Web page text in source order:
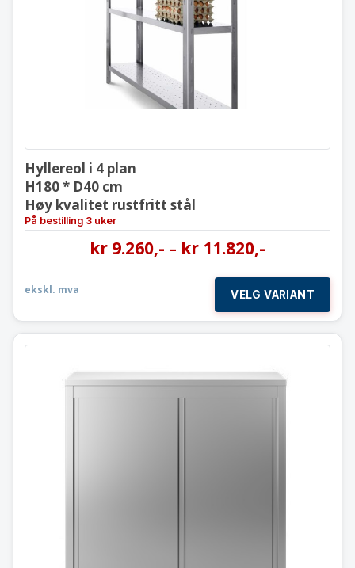
H180 * D40 cm
Høy kvalitet rustfritt stål
Hyllereol i 4 plan
H180 * D40 cm
Høy kvalitet rustfritt stål
På bestilling 3 uker
kr 9.260,- – kr 11.820,-
ekskl. mva VELG VARIANT